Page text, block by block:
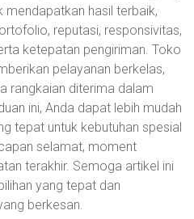
mendapatkan hasil terbaik,
reputasi, responsivitas,
ketepatan pengiriman. Toko
pelayanan berkelas,
rangkaian diterima dalam
ini, Anda dapat lebih mudah
tepat untuk kebutuhan spesial
selamat, moment
terakhir. Semoga artikel ini
yang tepat dan
berkesan.